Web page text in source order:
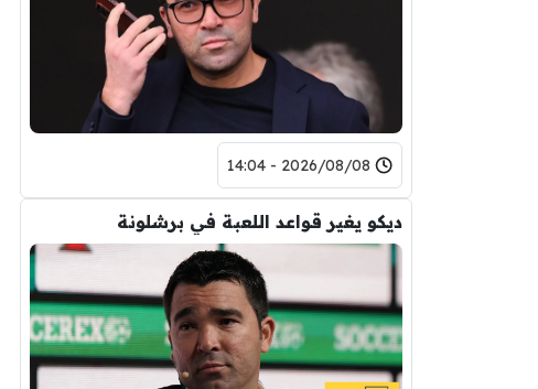
2026/08/08 - 14:04
ديكو يغير قواعد اللعبة في برشلونة